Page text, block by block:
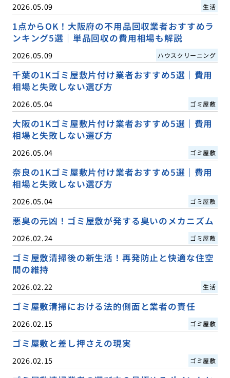
2026.05.09 生活
1点からOK！大阪府の不用品回収業者おすすめラ
ンキング5選｜単品回収の費用相場も解説
2026.05.09 ハウスクリーニング
千葉の1Kゴミ屋敷片付け業者おすすめ5選｜費用
相場と失敗しない選び方
2026.05.04 ゴミ屋敷
大阪の1Kゴミ屋敷片付け業者おすすめ5選｜費用
相場と失敗しない選び方
2026.05.04 ゴミ屋敷
奈良の1Kゴミ屋敷片付け業者おすすめ5選｜費用
相場と失敗しない選び方
2026.05.04 ゴミ屋敷
悪臭の元凶！ゴミ屋敷が発する臭いのメカニズム
2026.02.24 ゴミ屋敷
ゴミ屋敷清掃後の新生活！再発防止と快適な住空
間の維持
2026.02.22 生活
ゴミ屋敷清掃における法的側面と業者の責任
2026.02.15 ゴミ屋敷
ゴミ屋敷と差し押さえの現実
2026.02.15 ゴミ屋敷